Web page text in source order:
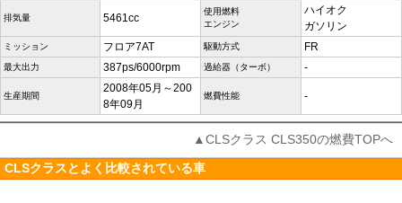
排気量 5461cc
使用燃料
エンジン
ハイオク
ガソリン
ミッション フロア7AT 駆動方式 FR
最大出力 387ps/6000rpm 過給器（ターボ） -
生産期間
2008年05月～200
8年09月
燃費性能 -
▲CLSクラス CLS350の燃費TOPへ
CLSクラスとよく比較されている車